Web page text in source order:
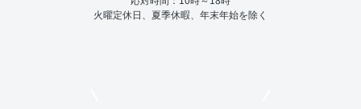
火曜定休日、夏季休暇、年末年始を除く